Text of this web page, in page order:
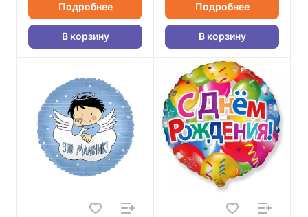
Подробнее
В корзину
Подробнее
В корзину